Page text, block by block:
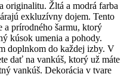
originalitu. Žltá a modrá farba
exkluzívny dojem. Tento
a prírodného šarmu, ktorý
kúsok umenia a pohody.
doplnkom do každej izby. V
dať na vankúš, ktorý už máte
vankúš. Dekorácia v tvare